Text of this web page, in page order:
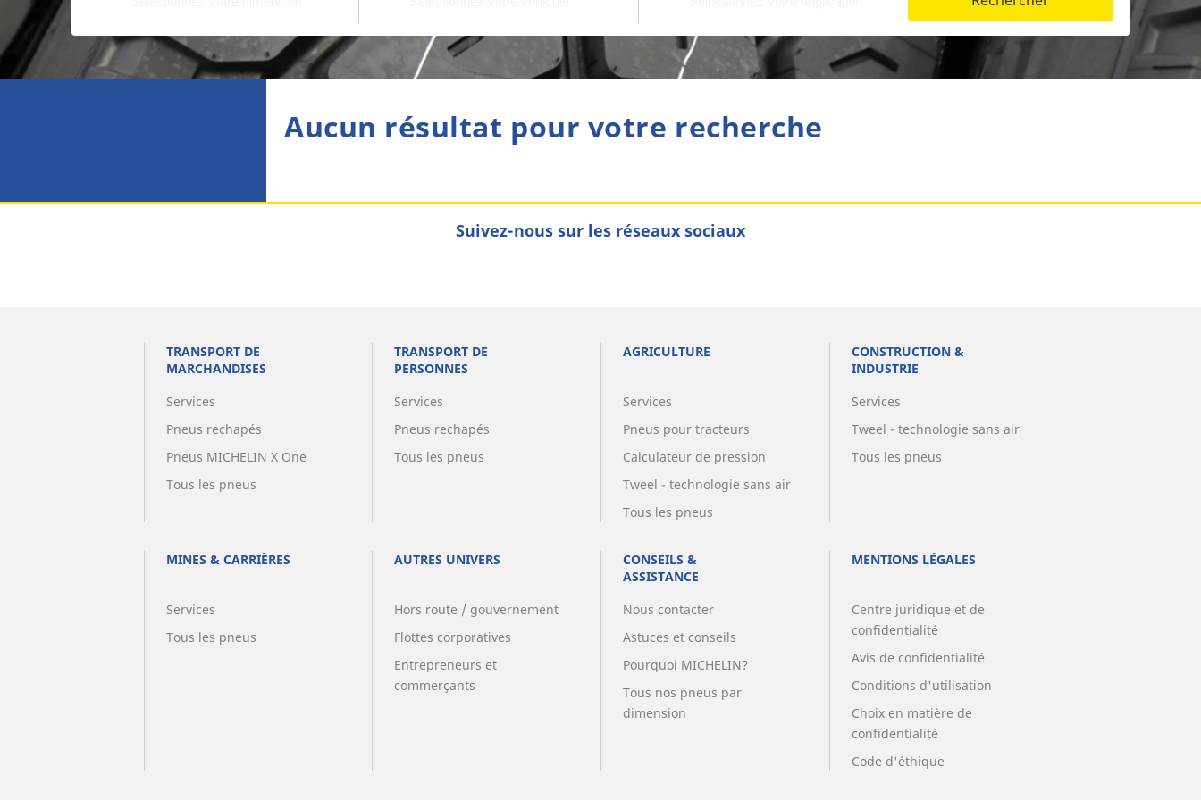
Aucun résultat pour votre recherche
Suivez-nous sur les réseaux sociaux
TRANSPORT DE
MARCHANDISES
Services
Pneus rechapés
Pneus MICHELIN X One
Tous les pneus
TRANSPORT DE
PERSONNES
Services
Pneus rechapés
Tous les pneus
AGRICULTURE
Services
Pneus pour tracteurs
Calculateur de pression
Tweel - technologie sans air
Tous les pneus
CONSTRUCTION &
INDUSTRIE
Services
Tweel - technologie sans air
Tous les pneus
MINES & CARRIÈRES
Services
Tous les pneus
AUTRES UNIVERS
Hors route / gouvernement
Flottes corporatives
Entrepreneurs et
commerçants
CONSEILS &
ASSISTANCE
Nous contacter
Astuces et conseils
Pourquoi MICHELIN?
Tous nos pneus par
dimension
MENTIONS LÉGALES
Centre juridique et de
confidentialité
Avis de confidentialité
Conditions d'utilisation
Choix en matière de
confidentialité
Code d'éthique